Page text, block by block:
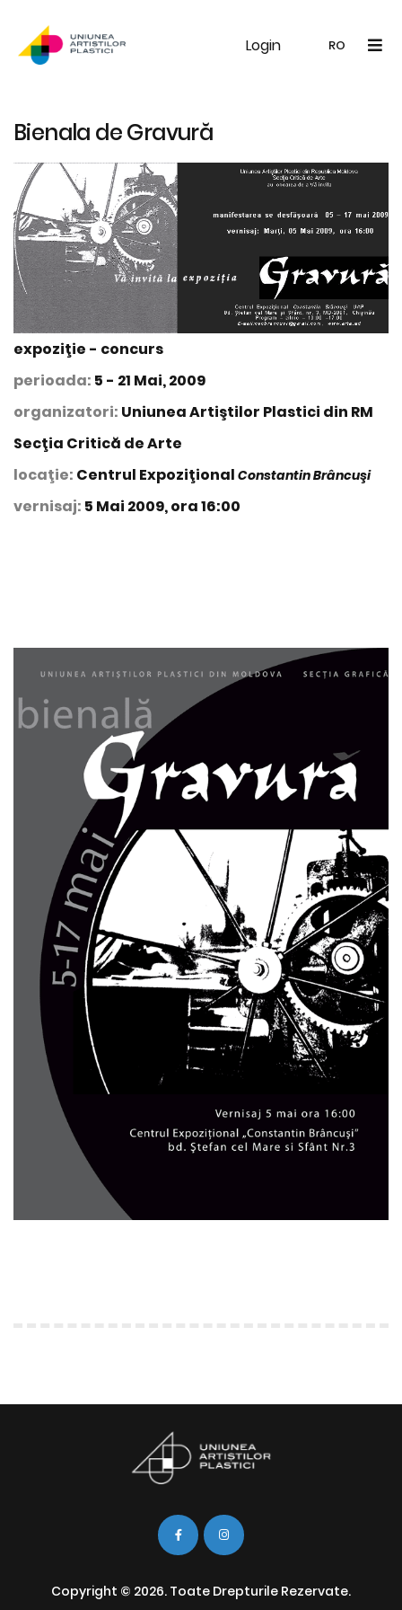
Login RO
UAP Galerie Noutăți
Bienala de Gravură
expoziţie - concurs
perioada: 5 - 21 Mai, 2009
organizatori: Uniunea Artiştilor Plastici din RM
Secţia Critică de Arte
locaţie: Centrul Expoziţional Constantin Brâncuşi
vernisaj: 5 Mai 2009, ora 16:00
Copyright © 2026. Toate Drepturile Rezervate.